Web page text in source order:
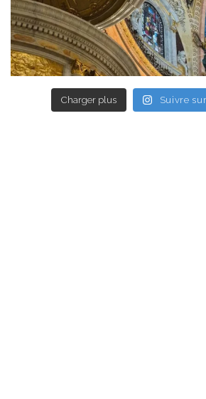
Charger plus Suivre